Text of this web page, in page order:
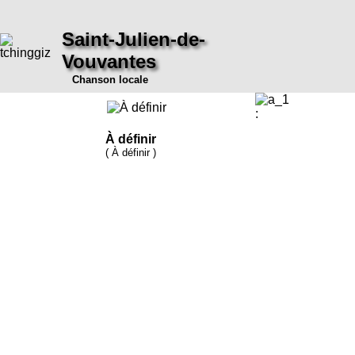
Saint-Julien-de-
Vouvantes
Chanson locale
À définir
( À définir )
: